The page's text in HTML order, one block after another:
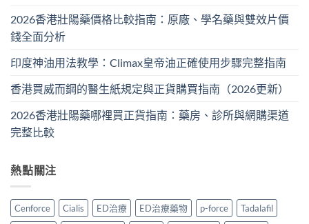
2026香港壯陽藥價格比較指南：原廠、學名藥與雙效片價
錢全面分析
印度神油用法教學：Climax皇帝油正確使用步驟完整指南
香港買威而鋼的醫生紙規定與正貨購買指南（2026更新）
2026香港壯陽藥哪裡買正貨指南：藥房、診所與網購渠道
完整比較
熱點關注
Cenforce Cialis ED治療 ED治療藥物 p-force
Tadalafil